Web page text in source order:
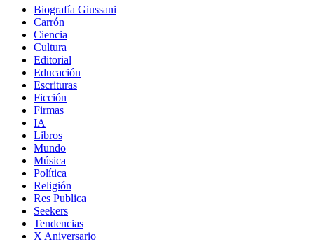
Biografía Giussani
Carrón
Ciencia
Cultura
Editorial
Educación
Escrituras
Ficción
Firmas
IA
Libros
Mundo
Música
Política
Religión
Res Publica
Seekers
Tendencias
X Aniversario